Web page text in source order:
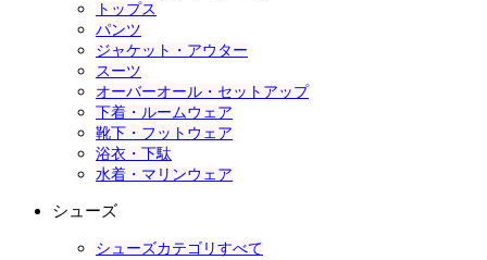
トップス
パンツ
ジャケット・アウター
スーツ
オーバーオール・セットアップ
下着・ルームウェア
靴下・フットウェア
浴衣・下駄
水着・マリンウェア
シューズ
シューズカテゴリすべて